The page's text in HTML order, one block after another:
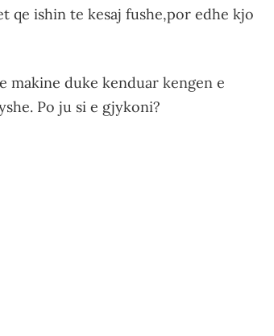
qe ishin te kesaj fushe,por edhe kjo
makine duke kenduar kengen e
Po ju si e gjykoni?